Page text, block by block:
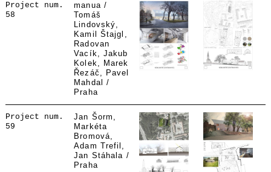
Project num.
58
manua /
Tomáš
Lindovský,
Kamil Štajgl,
Radovan
Vacík, Jakub
Kolek, Marek
Řezáč, Pavel
Mahdal /
Praha
Project num.
59
Jan Šorm,
Markéta
Bromová,
Adam Trefil,
Jan Stáhala /
Praha